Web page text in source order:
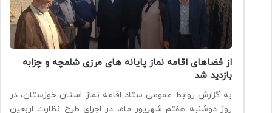
از فضاهای اقامه نماز پایانه های مرزی شلمچه و چزابه
بازدید شد
به گزارش روابط عمومی ستاد اقامه نماز استان خوزستان، در
روز دوشنبه هفتم شهریور ماه، در اجرای طرح نظارت اربعین